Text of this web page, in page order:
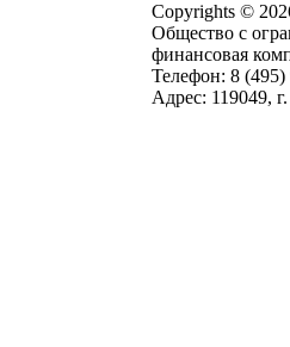
Copyrights ©
Общество с
финансовая
Телефон: 8 (495)
Адрес: 119049,